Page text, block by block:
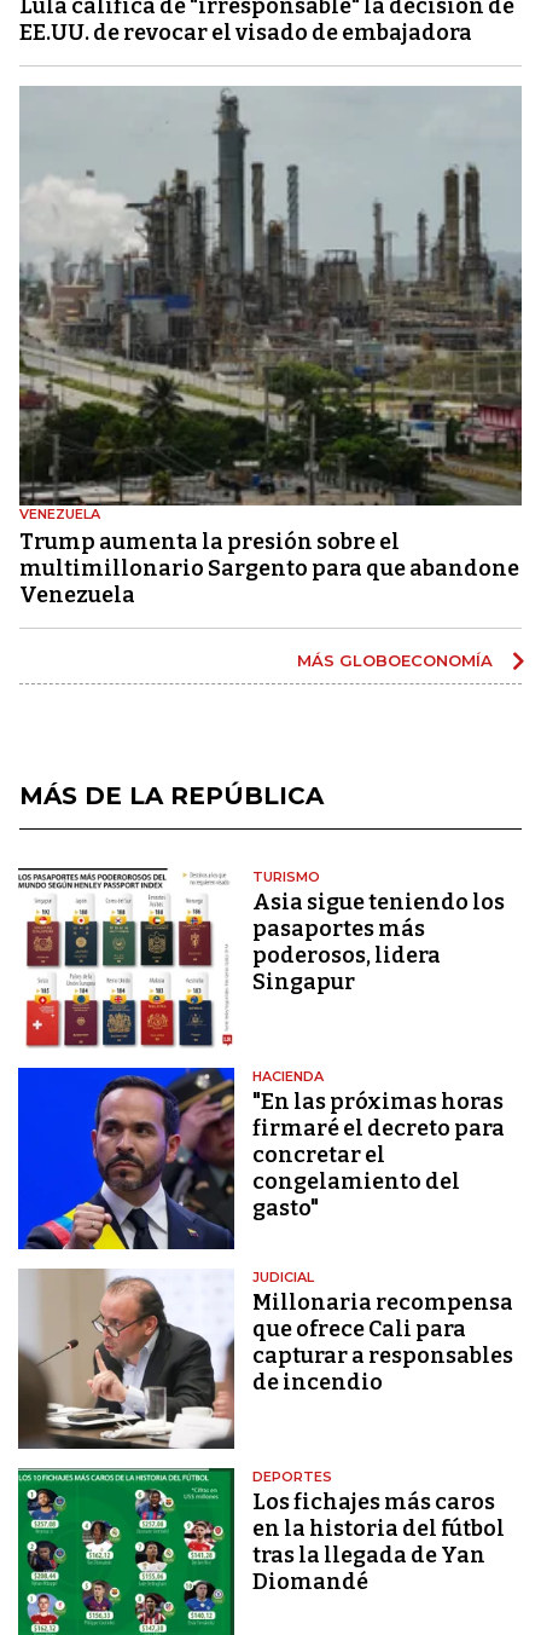
Lula califica de "irresponsable" la decisión de
EE.UU. de revocar el visado de embajadora
VENEZUELA
Trump aumenta la presión sobre el
multimillonario Sargento para que abandone
Venezuela
MÁS GLOBOECONOMÍA
MÁS DE LA REPÚBLICA
TURISMO
Asia sigue teniendo los
pasaportes más
poderosos, lidera
Singapur
HACIENDA
"En las próximas horas
firmaré el decreto para
concretar el
congelamiento del
gasto"
JUDICIAL
Millonaria recompensa
que ofrece Cali para
capturar a responsables
de incendio
DEPORTES
Los fichajes más caros
en la historia del fútbol
tras la llegada de Yan
Diomandé